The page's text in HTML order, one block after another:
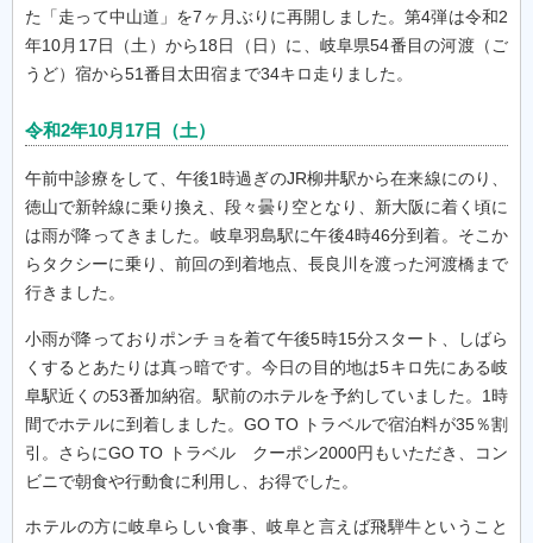
た「走って中山道」を7ヶ月ぶりに再開しました。第4弾は令和2
年10月17日（土）から18日（日）に、岐阜県54番目の河渡（ご
うど）宿から51番目太田宿まで34キロ走りました。
令和2年10月17日（土）
午前中診療をして、午後1時過ぎのJR柳井駅から在来線にのり、
徳山で新幹線に乗り換え、段々曇り空となり、新大阪に着く頃に
は雨が降ってきました。岐阜羽島駅に午後4時46分到着。そこか
らタクシーに乗り、前回の到着地点、長良川を渡った河渡橋まで
行きました。
小雨が降っておりポンチョを着て午後5時15分スタート、しばら
くするとあたりは真っ暗です。今日の目的地は5キロ先にある岐
阜駅近くの53番加納宿。駅前のホテルを予約していました。1時
間でホテルに到着しました。GO TO トラベルで宿泊料が35％割
引。さらにGO TO トラベル クーポン2000円もいただき、コン
ビニで朝食や行動食に利用し、お得でした。
ホテルの方に岐阜らしい食事、岐阜と言えば飛騨牛ということ